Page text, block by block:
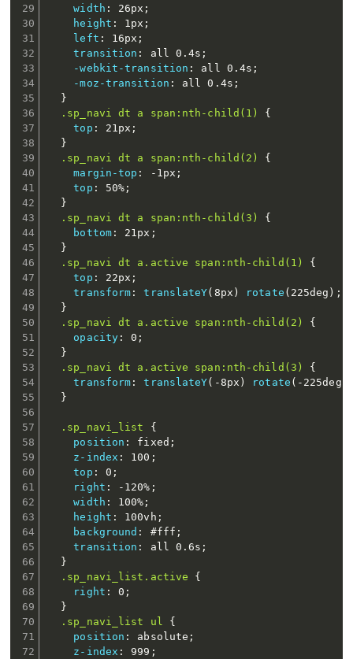
width : 26px ;
height : 1px ;
left : 16px ;
transition : all 0.4s ;
-webkit-transition : all 0.4s ;
-moz-transition : all 0.4s ;
}
.sp_navi dt a span:nth-child(1)
{
top : 21px ;
}
.sp_navi dt a span:nth-child(2)
{
margin-top : -1px ;
top : 50% ;
}
.sp_navi dt a span:nth-child(3)
{
bottom: 21px ;
}
.sp_navi dt a.active span:nth-child(1)
{
top : 22px ;
transform : translateY( 8px ) rotate ( 225deg ) ;
}
.sp_navi dt a.active span:nth-child(2)
{
opacity : 0 ;
}
.sp_navi dt a.active span:nth-child(3)
{
transform : translateY( -8px ) rotate ( -225deg
}
.sp_navi_list
{
position : fixed ;
z-index : 100 ;
top : 0 ;
right : -120% ;
width : 100% ;
height : 100vh ;
background : #fff ;
transition : all 0.6s ;
}
.sp_navi_list.active
{
right : 0 ;
}
.sp_navi_list ul
{
position : absolute ;
z-index : 999 ;